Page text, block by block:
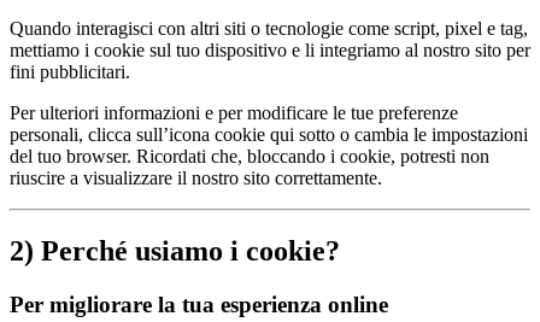
Quando interagisci con altri siti o tecnologie come script, pixel e tag,
mettiamo i cookie sul tuo dispositivo e li integriamo al nostro sito per
fini pubblicitari.
Per ulteriori informazioni e per modificare le tue preferenze
personali, clicca sull’icona cookie qui sotto o cambia le impostazioni
del tuo browser. Ricordati che, bloccando i cookie, potresti non
riuscire a visualizzare il nostro sito correttamente.
2) Perché usiamo i cookie?
Per migliorare la tua esperienza online